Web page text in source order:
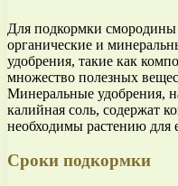
Для подкормки
органические и
удобрения, такие как
множество полезных
Минеральные удобрения,
калийная соль, содержат
необходимы растению для
Сроки подкормки